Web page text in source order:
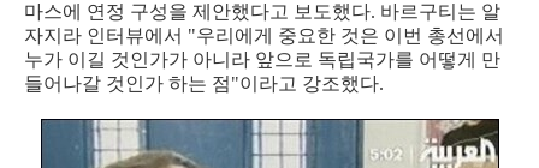
마스에 연정 구성을 제안했다고 보도했다. 바르구티는 알
자지라 인터뷰에서 "우리에게 중요한 것은 이번 총선에서
누가 이길 것인가가 아니라 앞으로 독립국가를 어떻게 만
들어나갈 것인가 하는 점"이라고 강조했다.